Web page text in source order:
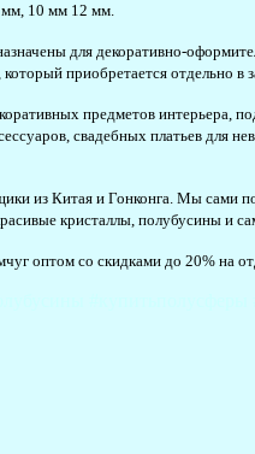
мм, 10 мм 12 мм.
для декоративно-
приобретается отдельно в
предметов интерьера,
свадебных платьев для
из Китая и Гонконга. Мы сами
кристаллы, полубусины и
оптом со скидками до 20% на